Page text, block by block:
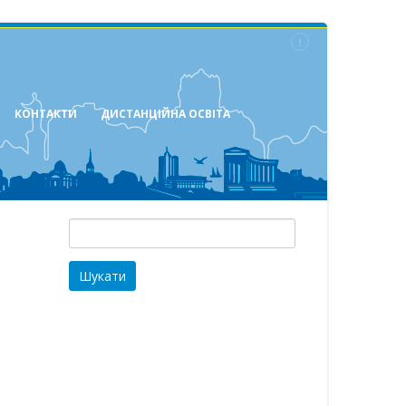
КОНТАКТИ ДИСТАНЦІЙНА ОСВІТА